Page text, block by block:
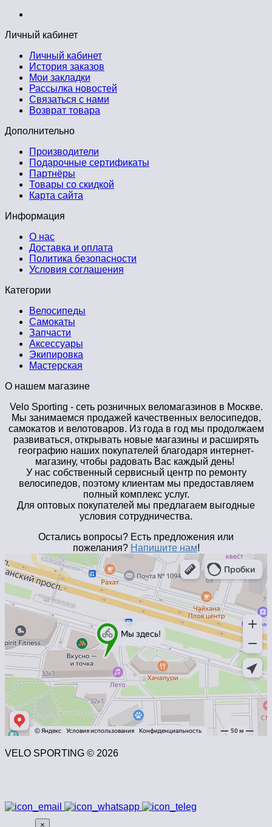
Личный кабинет
Личный кабинет
История заказов
Мои закладки
Рассылка новостей
Связаться с нами
Возврат товара
Дополнительно
Производители
Подарочные сертификаты
Партнёры
Товары со скидкой
Карта сайта
Информация
О нас
Доставка и оплата
Политика безопасности
Условия соглашения
Категории
Велосипеды
Самокаты
Запчасти
Аксессуары
Экипировка
Мастерская
О нашем магазине
Velo Sporting - сеть розничных веломагазинов в Москве.
Мы занимаемся продажей качественных велосипедов,
самокатов и велотоваров. Из года в год мы продолжаем
развиваться, открывать новые магазины и расширять
географию наших покупателей благодаря интернет-
магазину, чтобы радовать Вас каждый день!
У нас собственный сервисный центр по ремонту
велосипедов, поэтому клиентам мы предоставляем
полный комплекс услуг.
Для оптовых покупателей мы предлагаем выгодные
условия сотрудничества.
Остались вопросы? Есть предложения или
пожелания? Напишите нам!
VELO SPORTING © 2026
×